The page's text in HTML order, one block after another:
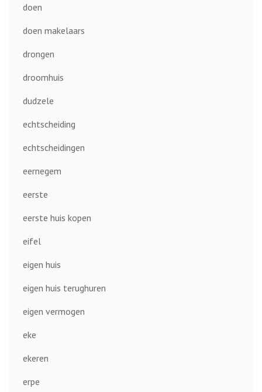
doen
doen makelaars
drongen
droomhuis
dudzele
echtscheiding
echtscheidingen
eernegem
eerste
eerste huis kopen
eifel
eigen huis
eigen huis terughuren
eigen vermogen
eke
ekeren
erpe